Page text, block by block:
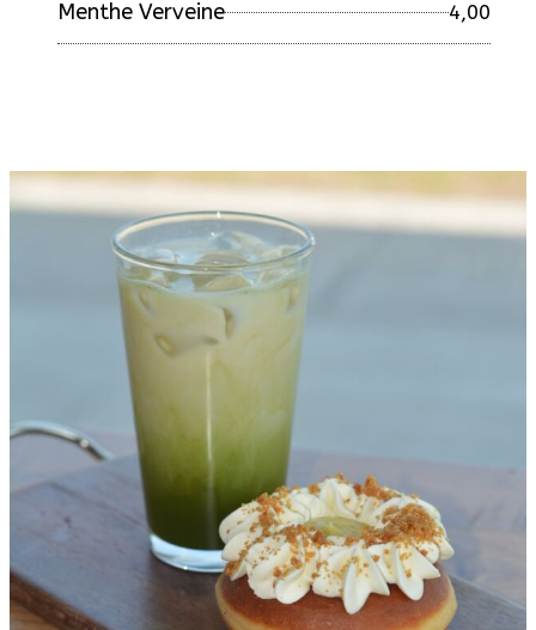
Menthe Verveine 4,00